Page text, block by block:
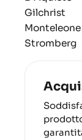
Gilchrist
Monteleone
Stromberg